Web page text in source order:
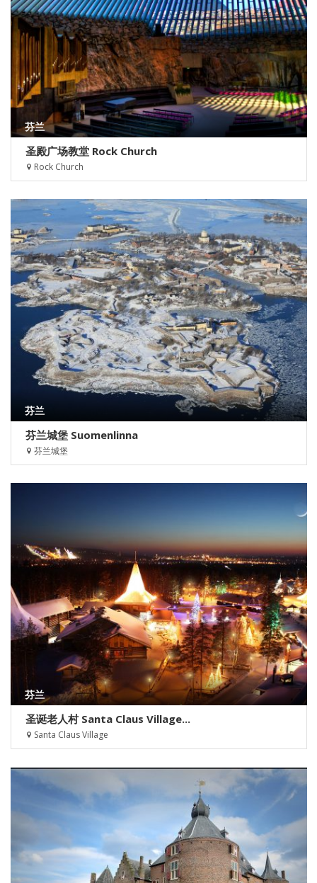
芬兰
圣殿广场教堂 Rock Church
Rock Church
芬兰
芬兰城堡 Suomenlinna
芬兰城堡
芬兰
圣诞老人村 Santa Claus Village...
Santa Claus Village